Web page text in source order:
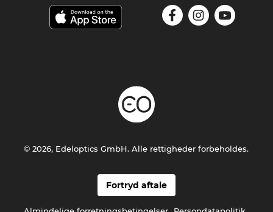
Fortryd aftale
© 2026, Edeloptics GmbH. Alle rettigheder forbeholdes.